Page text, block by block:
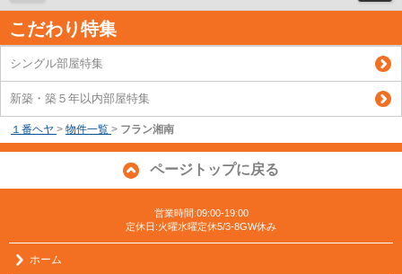
こだわり特集
シングル部屋特集
新築・築５年以内部屋特集
１番ヘヤ > 物件一覧 > フラン湘南
ページトップに戻る
営業時間:09:00-19:00
定休日:火曜水曜定休5/3-8GW休み
ホーム